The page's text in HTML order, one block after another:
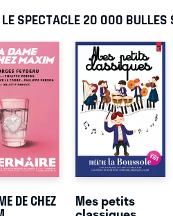
LE SPECTACLE 20 000
DE CHEZ Mes petits